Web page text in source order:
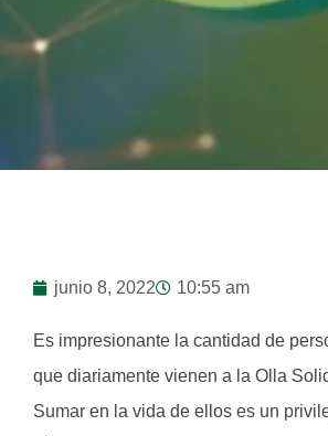
junio 8, 2022 10:55 am
Es impresionante la cantidad de
que diariamente vienen a la Olla
Sumar en la vida de ellos es un